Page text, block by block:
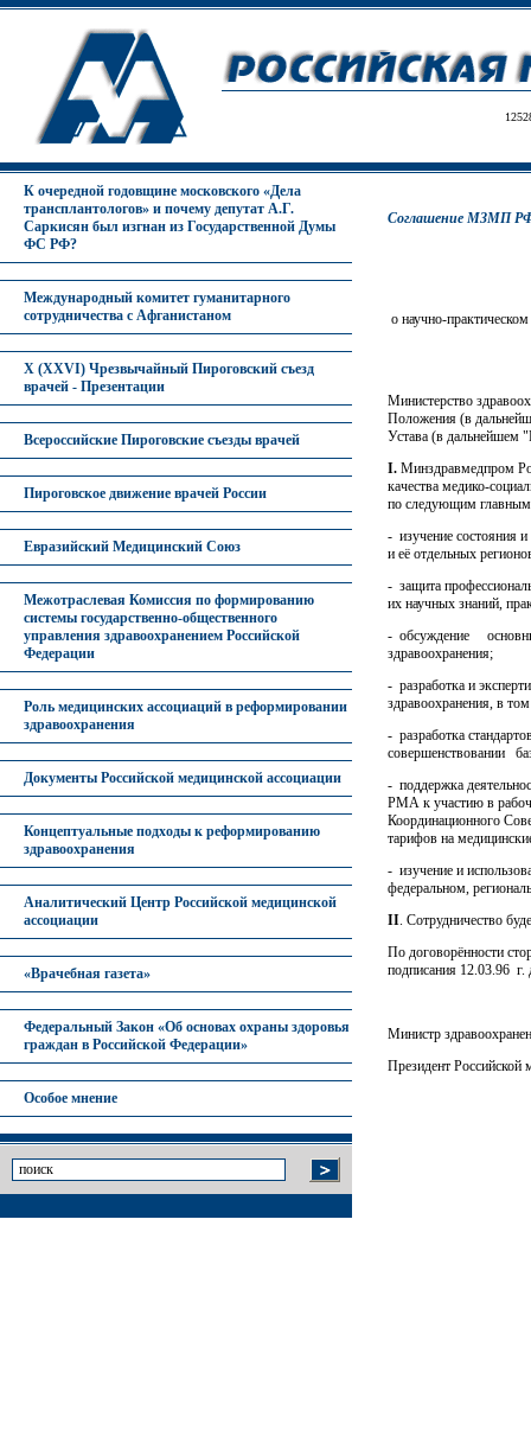
К очередной годовщине московского «Дела
трансплантологов» и почему депутат А.Г.
Саркисян был изгнан из Государственной Думы
ФС РФ?
Международный комитет гуманитарного
сотрудничества с Афганистаном
X (XXVI) Чрезвычайный Пироговский съезд
врачей - Презентации
Всероссийские Пироговские съезды врачей
Пироговское движение врачей России
Евразийский Медицинский Союз
Межотраслевая Комиссия по формированию
системы государственно-общественного
управления здравоохранением Российской
Федерации
Роль медицинских ассоциаций в реформировании
здравоохранения
Документы Российской медицинской ассоциации
Концептуальные подходы к реформированию
здравоохранения
Аналитический Центр Российской медицинской
ассоциации
«Врачебная газета»
Федеральный Закон «Об основах охраны здоровья
граждан в Российской Федерации»
Особое мнение
Соглашение МЗМП РФ
о научно-
Министерство
Положения (в
Устава (в дальнейшем
I. Минздравмедпром
качества медико-
по следующим
- изучение состояния и
и её отдельных
- защита
их научных знаний,
- обсуждение
здравоохранения;
- разработка и
здравоохранения, в
- разработка
совершенствовании
- поддержка
РМА к участию в
Координационного
тарифов на
- изучение и
федеральном,
II. Сотрудничество
По договорённости
подписания 12.03.96 г.
Министр
Президент Российской